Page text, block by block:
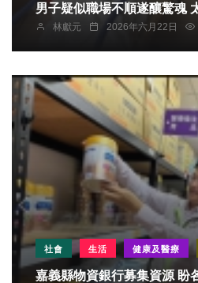
林獻元 2026年六月22日
社會 生活 健康及醫療
嘉義縣物資銀行募集資源 盼